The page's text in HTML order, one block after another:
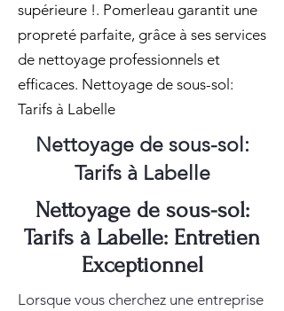
supérieure !. Pomerleau garantit une
propreté parfaite, grâce à ses services
de nettoyage professionnels et
efficaces. Nettoyage de sous-sol:
Tarifs à Labelle
Nettoyage de sous-sol:
Tarifs à Labelle
Nettoyage de sous-sol:
Tarifs à Labelle: Entretien
Exceptionnel
Lorsque vous cherchez une entreprise